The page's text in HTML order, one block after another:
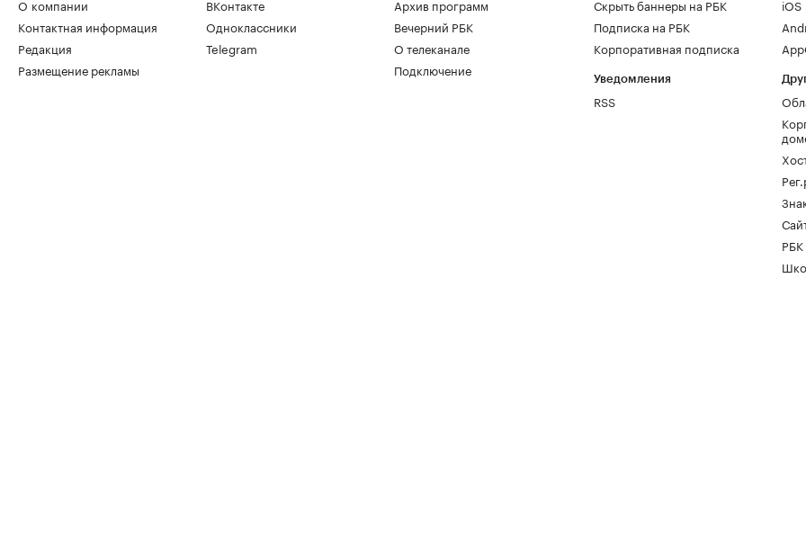
О компании
Контактная информация
Редакция
Размещение рекламы
ВКонтакте
Одноклассники
Telegram
Архив программ
Вечерний РБК
О телеканале
Подключение
Скрыть баннеры на РБК
Подписка на РБК
Корпоративная подписка
Уведомления
RSS
iOS